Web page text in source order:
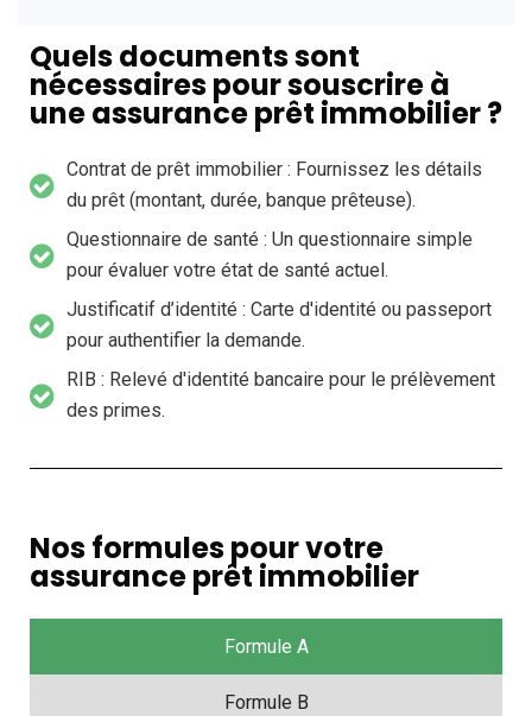
Quels documents sont
nécessaires pour souscrire à
une assurance prêt immobilier ?
Contrat de prêt immobilier : Fournissez les détails
du prêt (montant, durée, banque prêteuse).
Questionnaire de santé : Un questionnaire simple
pour évaluer votre état de santé actuel.
Justificatif d’identité : Carte d'identité ou passeport
pour authentifier la demande.
RIB : Relevé d'identité bancaire pour le prélèvement
des primes.
Nos formules pour votre
assurance prêt immobilier
Formule A
Formule B